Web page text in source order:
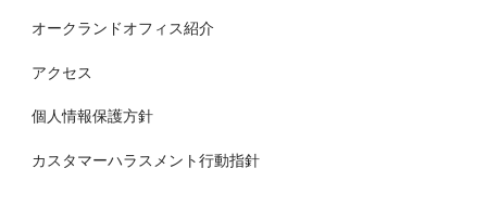
オークランドオフィス紹介
アクセス
個人情報保護方針
カスタマーハラスメント行動指針